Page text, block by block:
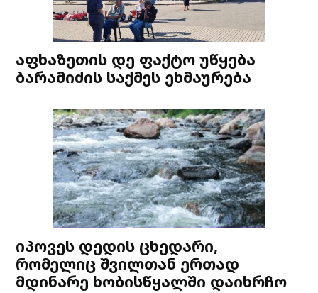
აფხაზეთის დე ფაქტო უწყება
ბარამიძის საქმეს ეხმაურება
იპოვეს დედის ცხედარი,
რომელიც შვილთან ერთად
მდინარე ხობისწყალში დაიხრჩო